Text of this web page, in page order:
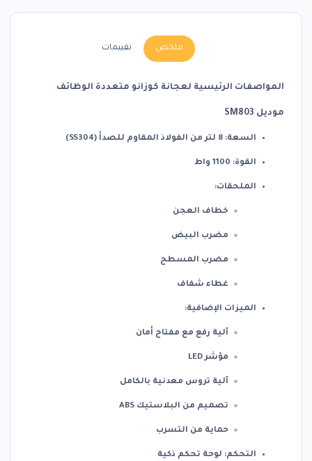
ملخص تقييمات
المواصفات الرئيسية لعجانة كوزانو متعددة الوظائف
موديل SM803
السعة: 8 لتر من الفولاذ المقاوم للصدأ (SS304)
القوة: 1100 واط
الملحقات:
خطاف العجن
مضرب البيض
مضرب المسطح
غطاء شفاف
الميزات الإضافية:
آلية رفع مع مفتاح أمان
مؤشر LED
آلية تروس معدنية بالكامل
تصميم من البلاستيك ABS
حماية من التسرب
التحكم: لوحة تحكم ذكية